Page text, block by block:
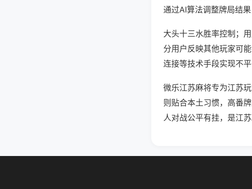
通过AI算法调整牌局结果
大头十三水胜率控制；
分用户反映其他玩家可
连接等技术手段实现不平
微乐江苏麻将专为江苏
则贴合本土习惯，高番
人对战公平有挂，是江苏